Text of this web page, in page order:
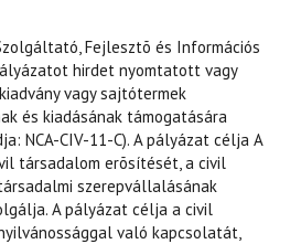
Fejlesztõ és Információs
hirdet nyomtatott vagy
vagy sajtótermek
és kiadásának támogatására
NCA-CIV-11-C). A pályázat célja A
társadalom erõsítését, a civil
szerepvállalásának
A pályázat célja a civil
való kapcsolatát,